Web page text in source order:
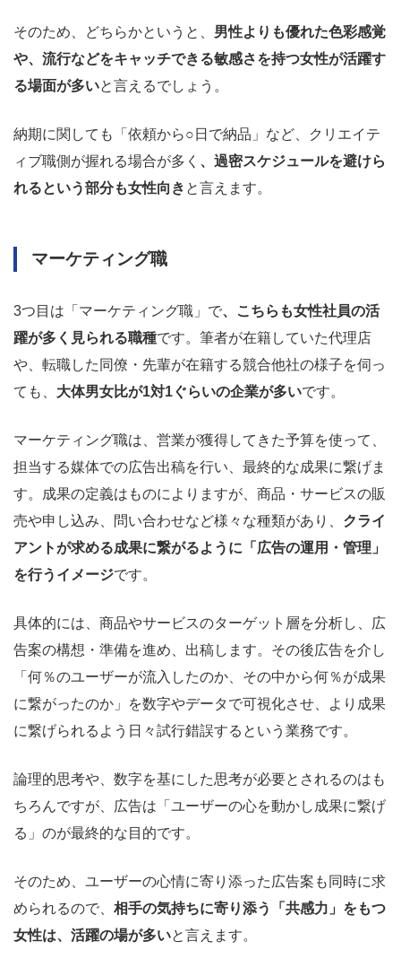
そのため、どちらかというと、 男性よりも優れた色彩感覚
や、流行などをキャッチできる敏感さを持つ女性が活躍す
る場面が多いと言えるでしょう。
納期に関しても「依頼から○日で納品」など、クリエイテ
ィブ職側が握れる場合が多く 、過密スケジュールを避けら
れるという部分も女性向き と言えます。
マーケティング職
3つ目は「マーケティング職」で、こちらも女性社員の活
躍が多く見られる職種です。筆者が在籍していた代理店
や、転職した同僚・先輩が在籍する競合他社の様子を伺っ
ても、 大体男女比が1対1ぐらいの企業が多いです。
マーケティング職は、営業が獲得してきた予算を使って、
担当する媒体での広告出稿を行い、最終的な成果に繋げま
す。成果の定義はものによりますが、商品・サービスの販
売や申し込み、問い合わせなど様々な種類があり、 クライ
アントが求める成果に繋がるように「広告の運用・管理」
を行うイメージです。
具体的には、商品やサービスのターゲット層を分析し、広
告案の構想・準備を進め、出稿します。その後広告を介し
「何％のユーザーが流入したのか、その中から何％が成果
に繋がったのか」を数字やデータで可視化させ、より成果
に繋げられるよう日々試行錯誤するという業務です。
論理的思考や、数字を基にした思考が必要とされるのはも
ちろんですが、広告は「ユーザーの心を動かし成果に繋げ
る」のが最終的な目的です。
そのため、ユーザーの心情に寄り添った広告案も同時に求
められるので、 相手の気持ちに寄り添う「共感力」をもつ
女性は、活躍の場が多いと言えます。